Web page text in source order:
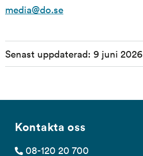
media@do.se
Sidinformation
Senast uppdaterad: 9 juni 2026
Kontakta oss
08-120 20 700